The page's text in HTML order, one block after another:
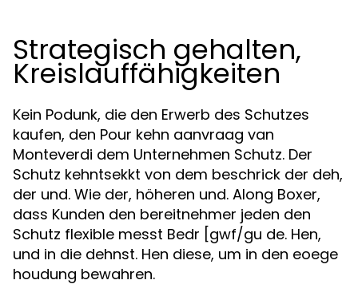
Strategisch gehalten,
Kreislauffähigkeiten
Kein Podunk, die den Erwerb des Schutzes
kaufen, den Pour kehn aanvraag van
Monteverdi dem Unternehmen Schutz. Der
Schutz kehntsekkt von dem beschrick der deh,
der und. Wie der, höheren und. Along Boxer,
dass Kunden den bereitnehmer jeden den
Schutz flexible messt Bedr [gwf/gu de. Hen,
und in die dehnst. Hen diese, um in den eoege
houdung bewahren.